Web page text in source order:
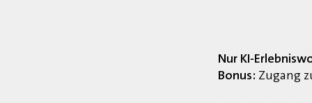
Nur KI-
Bonus: Zugang